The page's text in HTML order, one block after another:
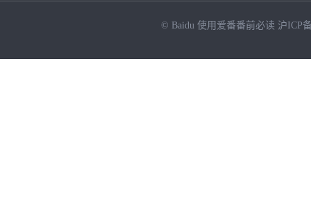
© Baidu 使用爱番番前必读 沪ICP